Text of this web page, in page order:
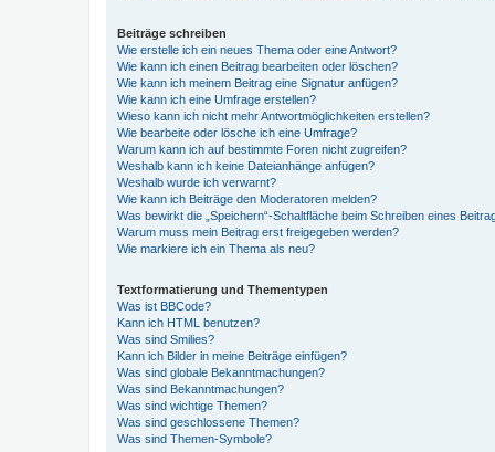
Beiträge schreiben
Wie erstelle ich ein neues Thema oder eine Antwort?
Wie kann ich einen Beitrag bearbeiten oder löschen?
Wie kann ich meinem Beitrag eine Signatur anfügen?
Wie kann ich eine Umfrage erstellen?
Wieso kann ich nicht mehr Antwortmöglichkeiten erstellen?
Wie bearbeite oder lösche ich eine Umfrage?
Warum kann ich auf bestimmte Foren nicht zugreifen?
Weshalb kann ich keine Dateianhänge anfügen?
Weshalb wurde ich verwarnt?
Wie kann ich Beiträge den Moderatoren melden?
Was bewirkt die „Speichern“-Schaltfläche beim Schreiben eines
Warum muss mein Beitrag erst freigegeben werden?
Wie markiere ich ein Thema als neu?
Textformatierung und Thementypen
Was ist BBCode?
Kann ich HTML benutzen?
Was sind Smilies?
Kann ich Bilder in meine Beiträge einfügen?
Was sind globale Bekanntmachungen?
Was sind Bekanntmachungen?
Was sind wichtige Themen?
Was sind geschlossene Themen?
Was sind Themen-Symbole?